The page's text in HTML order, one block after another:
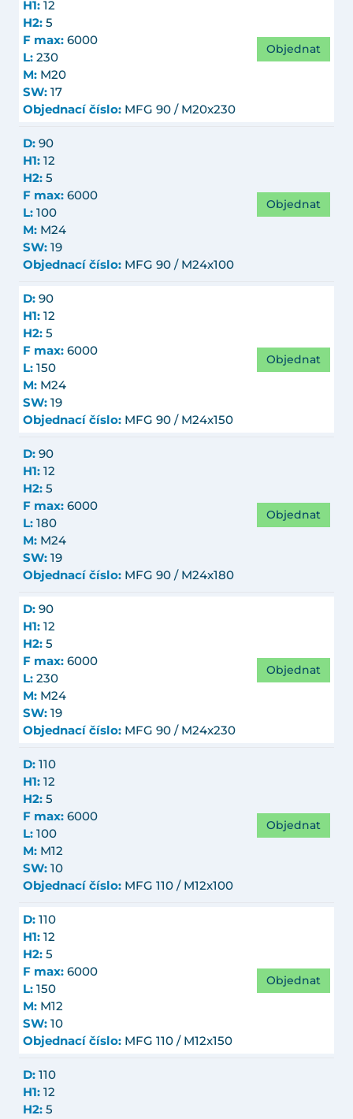
H1: 12
H2: 5
F max: 6000
L: 230
M: M20
SW: 17
Objednací číslo: MFG 90 / M20x230
Objednat
D: 90
H1: 12
H2: 5
F max: 6000
L: 100
M: M24
SW: 19
Objednací číslo: MFG 90 / M24x100
Objednat
D: 90
H1: 12
H2: 5
F max: 6000
L: 150
M: M24
SW: 19
Objednací číslo: MFG 90 / M24x150
Objednat
D: 90
H1: 12
H2: 5
F max: 6000
L: 180
M: M24
SW: 19
Objednací číslo: MFG 90 / M24x180
Objednat
D: 90
H1: 12
H2: 5
F max: 6000
L: 230
M: M24
SW: 19
Objednací číslo: MFG 90 / M24x230
Objednat
D: 110
H1: 12
H2: 5
F max: 6000
L: 100
M: M12
SW: 10
Objednací číslo: MFG 110 / M12x100
Objednat
D: 110
H1: 12
H2: 5
F max: 6000
L: 150
M: M12
SW: 10
Objednací číslo: MFG 110 / M12x150
Objednat
D: 110
H1: 12
H2: 5